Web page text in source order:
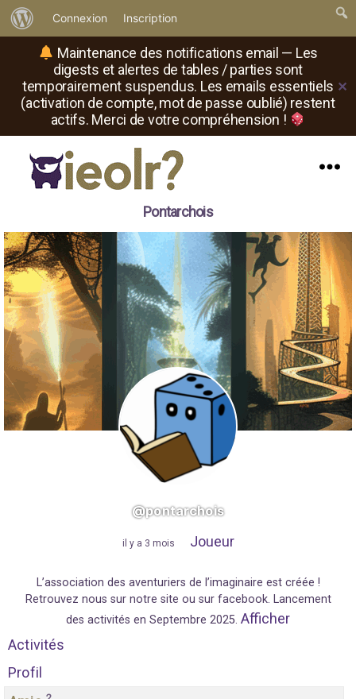
Maintenance des notifications email — Les
digests et alertes de tables / parties sont
temporairement suspendus. Les emails essentiels
(activation de compte, mot de passe oublié) restent
actifs. Merci de votre compréhension !
✕
propos
de
WordPress
Connexion Inscription
où
le
rôliste
Pontarchois
@pontarchois
il y a 3 mois Joueur
L’association des aventuriers de l’imaginaire est créée !
Retrouvez nous sur notre site ou sur facebook. Lancement
des activités en Septembre 2025. Afficher
Activités
Profil